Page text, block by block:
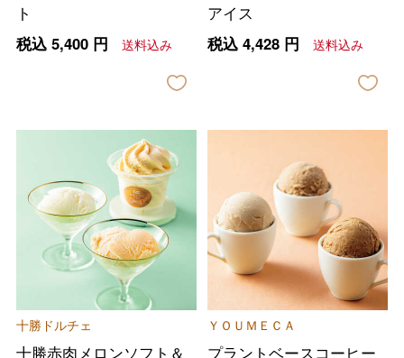
ト
税込 5,400円 送料込み
アイス
税込 4,428円 送料込み
十勝ドルチェ
十勝赤肉メロンソフト＆
ＹＯＵＭＥＣＡ
プラントベースコーヒー